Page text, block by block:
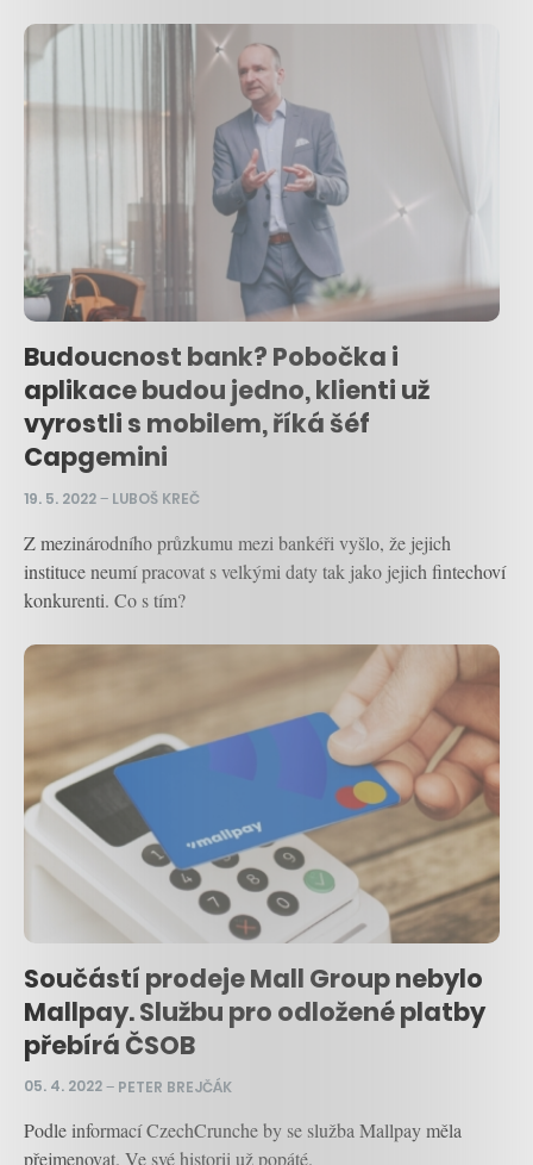
Budoucnost bank? Pobočka i
aplikace budou jedno, klienti už
vyrostli s mobilem, říká šéf
Capgemini
19. 5. 2022– LUBOŠ KREČ
Z mezinárodního průzkumu mezi bankéři vyšlo, že jejich
instituce neumí pracovat s velkými daty tak jako jejich fintechoví
konkurenti. Co s tím?
Součástí prodeje Mall Group nebylo
Mallpay. Službu pro odložené platby
přebírá ČSOB
05. 4. 2022– PETER BREJČÁK
Podle informací CzechCrunche by se služba Mallpay měla
přejmenovat. Ve své historii už popáté.